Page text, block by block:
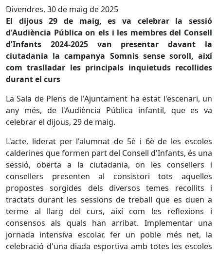
Divendres, 30 de maig de 2025
El dijous 29 de maig, es va celebrar la sessió
d'Audiència Pública on els i les membres del Consell
d'Infants 2024-2025 van presentar davant la
ciutadania la campanya Somnis sense soroll, així
com traslladar les principals inquietuds recollides
durant el curs
La Sala de Plens de l'Ajuntament ha estat l'escenari, un
any més, de l'Audiència Pública infantil, que es va
celebrar el dijous, 29 de maig.
L'acte, liderat per l'alumnat de 5è i 6è de les escoles
calderines que formen part del Consell d'Infants, és una
sessió, oberta a la ciutadania, on les consellers i
consellers presenten al consistori tots aquelles
propostes sorgides dels diversos temes recollits i
tractats durant les sessions de treball que es duen a
terme al llarg del curs, així com les reflexions i
consensos als quals han arribat. Implementar una
jornada intensiva escolar, fer un poble més net, la
celebració d'una diada esportiva amb totes les escoles